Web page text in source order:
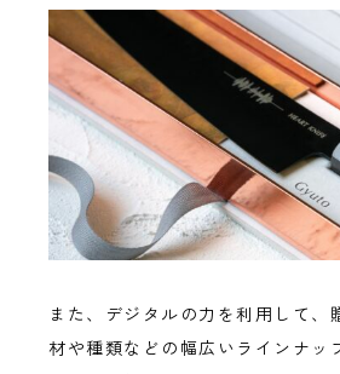
また、デジタルの力を利用して、
材や種類などの幅広いラインナッ